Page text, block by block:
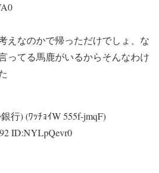
えなのかで帰っただけでしょ、な
ってる馬鹿がいるからそんなわけ
行) (ﾜｯﾁｮｲW 555f-jmqF)
ID:NYLpQevr0